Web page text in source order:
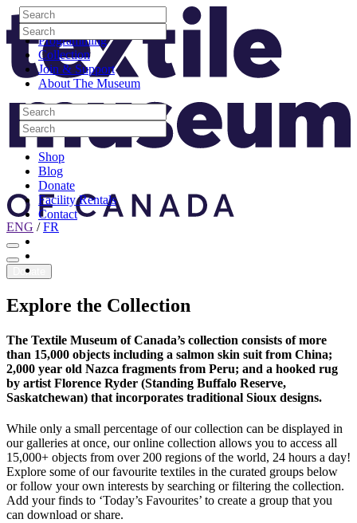
Skip to content
Visit
Programming
Collection
Join & Support
About The Museum
Search
Search
Search
Search
Shop
Blog
Donate
Facility Rentals
Contact
Youtube
Search
Search
Search
Search
Site Logo
ENG /FR
Donate
Explore the Collection
The Textile Museum of Canada’s collection consists of more
than 15,000 objects including a salmon skin suit from China;
2,000 year old Nazca fragments from Peru; and a hooked rug
by artist Florence Ryder (Standing Buffalo Reserve,
Saskatchewan) that incorporates traditional Sioux designs.
While only a small percentage of our collection can be displayed in
our galleries at once, our online collection allows you to access all
15,000+ objects from over 200 regions of the world, 24 hours a day!
Explore some of our favourite textiles in the curated groups below
or follow your own interests by searching or filtering the collection.
Add your finds to ‘Today’s Favourites’ to create a group that you
can download or share.